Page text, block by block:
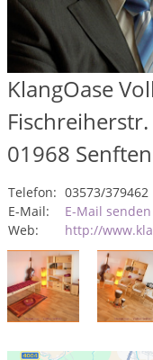
KlangOase
Fischreiherstr.
01968
Telefon: 03573/379462
E-Mail:
E-Mail senden
Web:
http://